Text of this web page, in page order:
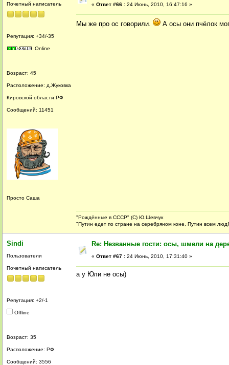
Почетный написатель
Репутация: +34/-35
Online
Возраст: 45
Расположение: д.Жуковка
Кировской области РФ
Сообщений: 11451
Просто Саша
« Ответ #66 : 24 Июнь, 2010, 16:47:16 »
Мы же про ос говорили. А осы они пчёлок
"Рождённые в СССР" (С) Ю.Шевчук
"Путин едет по стране на серебряном коне, Путин всем
Sindi
Пользователи
Почетный написатель
Репутация: +2/-1
Offline
Возраст: 35
Расположение: РФ
Сообщений: 3556
Re: Незванные гости: осы, шмели на
« Ответ #67 : 24 Июнь, 2010, 17:31:40 »
а у Юли не осы)